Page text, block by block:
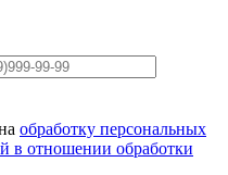
обработку персональных
в отношении обработки